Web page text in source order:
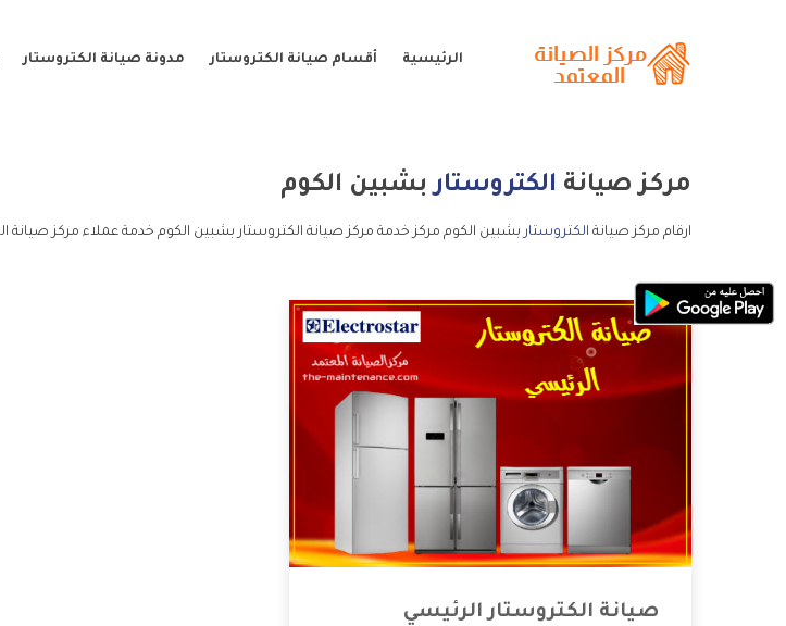
الرئيسية أقسام صيانة الكتروستار مدونة صيانة الكتروستار
مركز صيانة الكتروستاربشبين الكوم
ارقام مركز صيانة الكتروستار بشبين الكوم مركز خدمة مركز صيانة الكتروستار بشبين الكوم خدمة عملاء مركز
صيانة الكتروستار الرئيسي